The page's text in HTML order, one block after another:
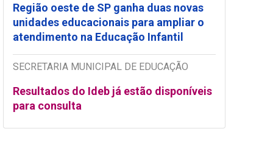
Região oeste de SP ganha duas novas
unidades educacionais para ampliar o
atendimento na Educação Infantil
SECRETARIA MUNICIPAL DE EDUCAÇÃO
Resultados do Ideb já estão disponíveis
para consulta